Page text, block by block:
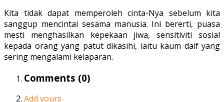
Kita tidak dapat memperoleh cinta-Nya sebelum kita
sanggup mencintai sesama manusia. Ini bererti, puasa
mesti menghasilkan kepekaan jiwa, sensitiviti sosial
kepada orang yang patut dikasihi, iaitu kaum daif yang
sering mengalami kelaparan.
Comments (0)
Add yours